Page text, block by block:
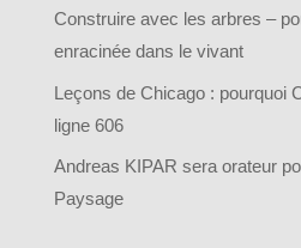
Construire avec les arbres –
enracinée dans le vivant
Leçons de Chicago : pourquoi
ligne 606
Andreas KIPAR sera orateur
Paysage